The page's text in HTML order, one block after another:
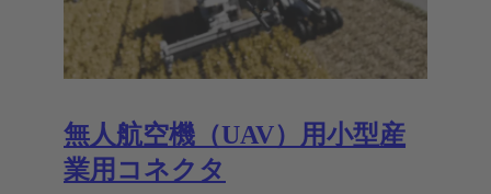
無人航空機（UAV）用小型産
業用コネクタ